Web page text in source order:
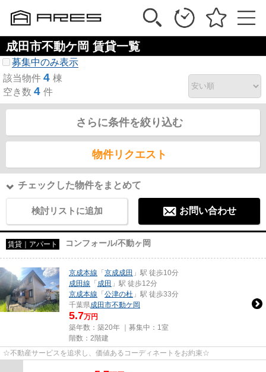
成田市不動ケ岡 賃貸一覧
募集中のみ表示
該当物件 4 棟
空き数 4 件
さらに条件を絞り込む
物件リクエスト
チェックした物件をまとめて
検討リストに追加 お問い合わせ
賃貸｜アパート コンフォール/不動ヶ岡
京成本線 「京成成田 」駅 徒歩10分
成田線 「成田 」駅 徒歩12分
京成本線 「公津の杜 」駅 徒歩33分
千葉県成田市不動ケ岡
5.7万円
築年数：築20年 ｜募集中： 1室
階数：2階建
☆不動産サービスを追求し、価値あるコーディネートをお約束☆